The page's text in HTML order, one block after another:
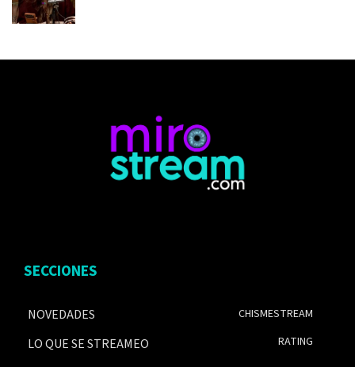
SECCIONES
NOVEDADES
LO QUE SE STREAMEO
CHISMESTREAM
RATING